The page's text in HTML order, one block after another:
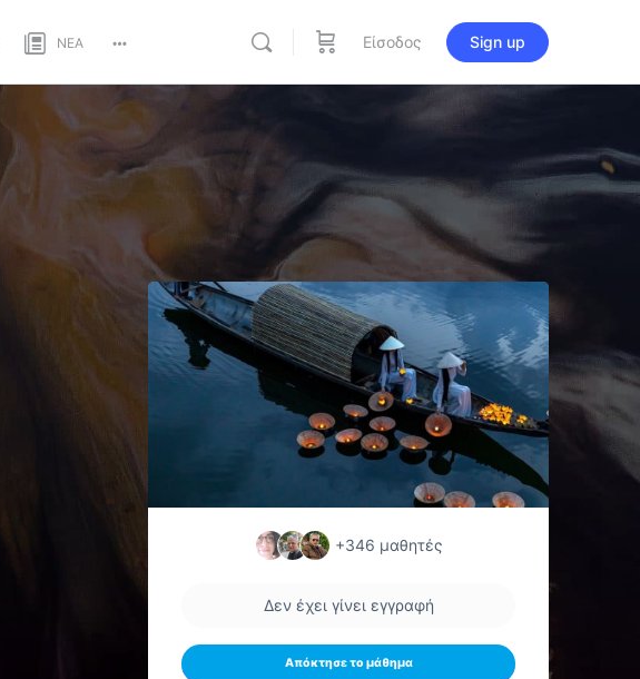
ΝΕΑ
options
Είσοδος Sign up
+346 μαθητές
Δεν έχει γίνει εγγραφή
Απόκτησε το μάθημα